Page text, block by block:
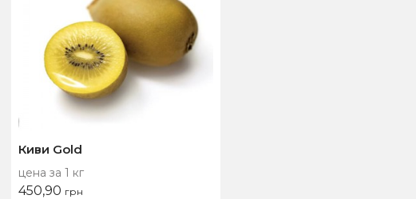
Киви Gold
цена за 1 кг
450,90 грн